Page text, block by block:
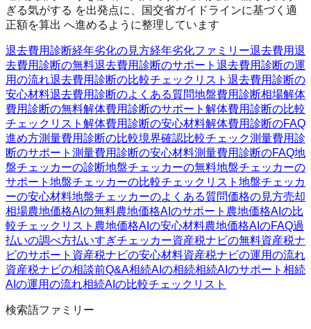
ぎる気がする を出発点に、国交省ガイドラインに基づく適
正額を算出 へ進めるように整理しています
退去費用診断経年劣化の見方経年劣化ファミリー退去費用退
去費用診断の無料退去費用診断のサポート 退去費用診断の運
用の流れ退去費用診断の比較チェックリスト 退去費用診断の
安心材料退去費用診断のよくある質問地盤費用診断相場解体
費用診断の無料解体費用診断のサポート 解体費用診断の比較
チェックリスト 解体費用診断の安心材料解体費用診断のFAQ
進め方測量費用診断の比較境界確認比較チェック測量費用診
断のサポート 測量費用診断の安心材料測量費用診断のFAQ地
盤チェッカーの診断地盤チェッカーの無料地盤チェッカーの
サポート 地盤チェッカーの比較チェックリスト 地盤チェッカ
ーの安心材料地盤チェッカーのよくある質問価格の見方売却
相場農地価格AIの無料農地価格AIのサポート 農地価格AIの比
較チェックリスト 農地価格AIの安心材料農地価格AIのFAQ過
払いの調べ方払いすぎチェッカー資産税ナビの無料資産税ナ
ビのサポート 資産税ナビの安心材料資産税ナビの運用の流れ
資産税ナビの相談前Q&A相続AIの相続相続AIのサポート 相続
AIの運用の流れ相続AIの比較チェックリスト
検索語ファミリー